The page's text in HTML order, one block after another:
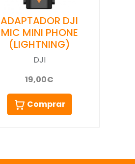
ADAPTADOR DJI
MIC MINI PHONE
(LIGHTNING)
DJI
19,00€
Comprar